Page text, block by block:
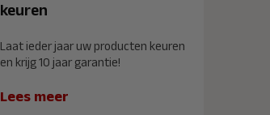
keuren
Laat ieder jaar uw producten keuren
en krijg 10 jaar garantie!
Lees meer